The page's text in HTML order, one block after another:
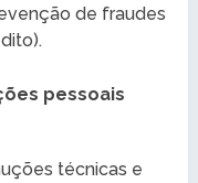
de fraudes
pessoais
técnicas e